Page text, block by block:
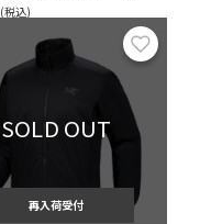
(税込)
SOLD OUT
再入荷受付